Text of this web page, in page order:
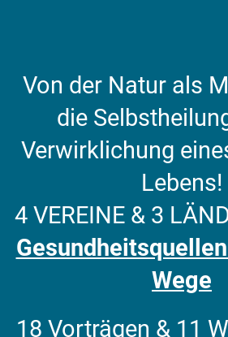
Von der Natur als
die
Verwirklichung
Lebens!
4 VEREINE & 3
Wege
18 Vorträgen & 11